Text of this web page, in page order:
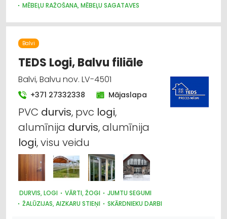
MĒBEĻU RAŽOŠANA, MĒBEĻU SAGATAVES
Balvi
TEDS Logi, Balvu filiāle
Balvi, Balvu nov. LV-4501
+371 27332338 Mājaslapa
PVC durvis, pvc logi,
alumīnija durvis, alumīnija
logi, visu veidu
DURVIS, LOGI VĀRTI, ŽOGI
JUMTU SEGUMI
ŽALŪZIJAS, AIZKARU STIEŅI
SKĀRDNIEKU DARBI